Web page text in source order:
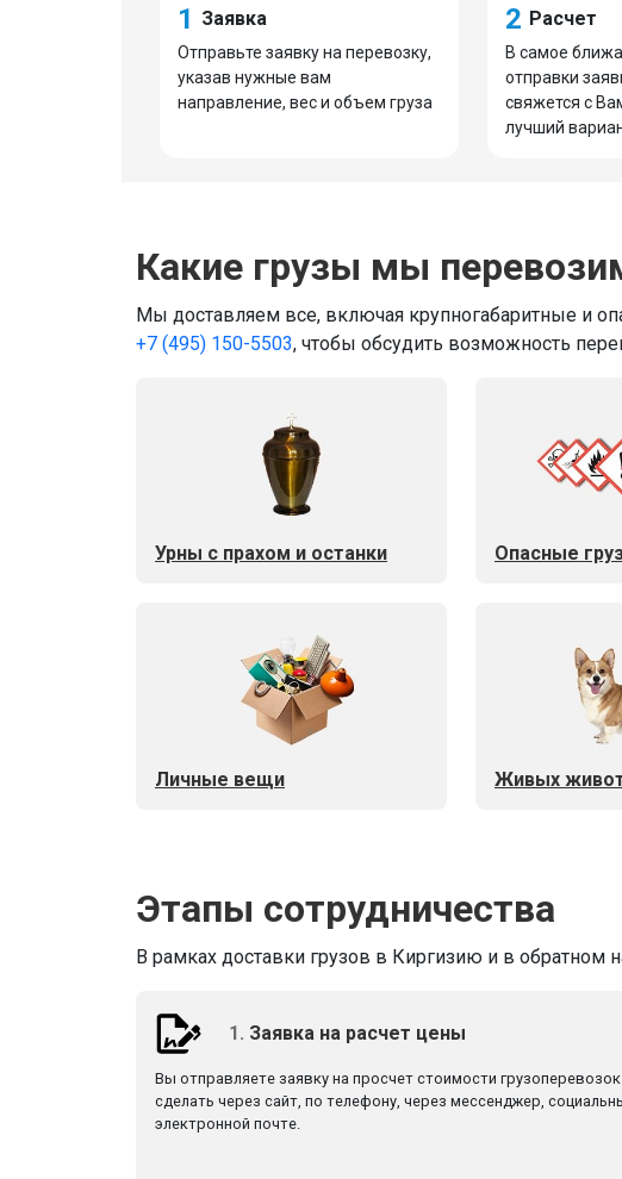
1 Заявка
Отправьте заявку на перевозку,
указав нужные вам
направление, вес и объем груза
2 Расчет
В самое
отправки
свяжется с
лучший
Какие грузы мы
Мы доставляем все, включая крупногабаритные и
+7 (495) 150-5503, чтобы обсудить возможность
Урны с прахом и останки Опасные
Личные вещи Живых
Этапы сотрудничества
В рамках доставки грузов в Киргизию и в обратном
1. Заявка на расчет цены
Вы отправляете заявку на просчет стоимости
сделать через сайт, по телефону, через мессенджер,
электронной почте.